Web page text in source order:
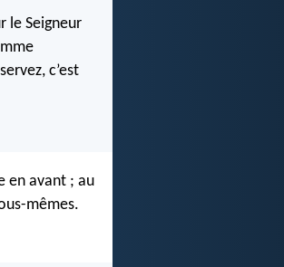
le Seigneur
c’est
en avant ; au
mêmes.